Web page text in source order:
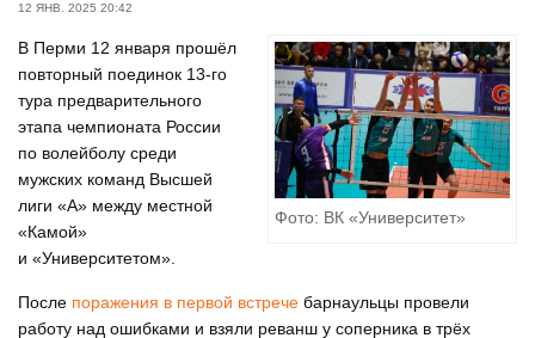
12 ЯНВ. 2025 20:42
Фото: ВК «Университет»
В Перми 12 января прошёл
повторный поединок 13-го
тура предварительного
этапа чемпионата России
по волейболу среди
мужских команд Высшей
лиги «А» между местной
«Камой»
и «Университетом».
После поражения в первой встрече барнаульцы провели
работу над ошибками и взяли реванш у соперника в трёх